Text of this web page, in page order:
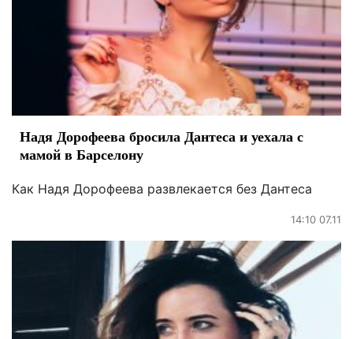
Надя Дорофеева бросила Дантеса и уехала с
мамой в Барселону
Как Надя Дорофеева развлекается без Дантеса
14:10 07.11